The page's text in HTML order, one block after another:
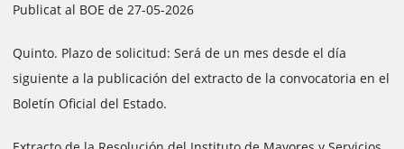
Publicat al BOE de 27-05-2026
Quinto. Plazo de solicitud: Será de un mes desde el día
siguiente a la publicación del extracto de la convocatoria en el
Boletín Oficial del Estado.